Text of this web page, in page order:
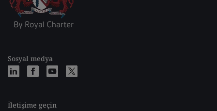
Sosyal medya
İletişime geçin